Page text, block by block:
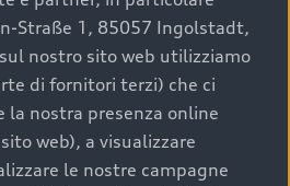
Audi
Straße 1, 85057 Ingolstadt,
nostro sito web utilizziamo
di fornitori terzi) che ci
la nostra presenza online
web), a visualizzare
le nostre campagne